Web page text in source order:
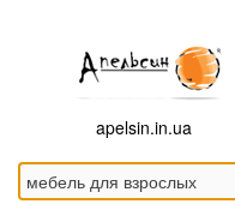
apelsin.in.ua